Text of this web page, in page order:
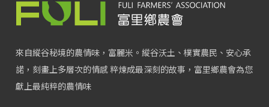
來自縱谷秘境的農情味，富麗米。縱谷沃土、樸實農民、安心承
諾，刻畫上多層次的情感 粹煉成最深刻的故事，富里鄉農會為您
獻上最純粹的農情味